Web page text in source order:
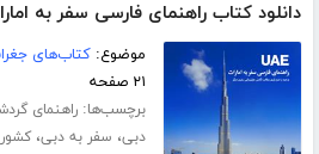
دانلود کتاب راهنمای فارسی سفر به
موضوع:کتاب‌های
۲۱ صفحه
برچسب‌ها:راهنمای
دبی، سفر به دبی،